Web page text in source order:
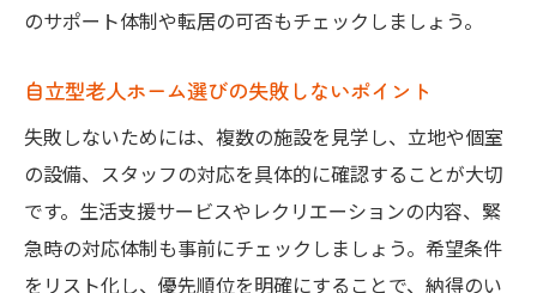
のサポート体制や転居の可否もチェックしましょう。
自立型老人ホーム選びの失敗しないポイント
失敗しないためには、複数の施設を見学し、立地や個室
の設備、スタッフの対応を具体的に確認することが大切
です。生活支援サービスやレクリエーションの内容、緊
急時の対応体制も事前にチェックしましょう。希望条件
をリスト化し、優先順位を明確にすることで、納得のい